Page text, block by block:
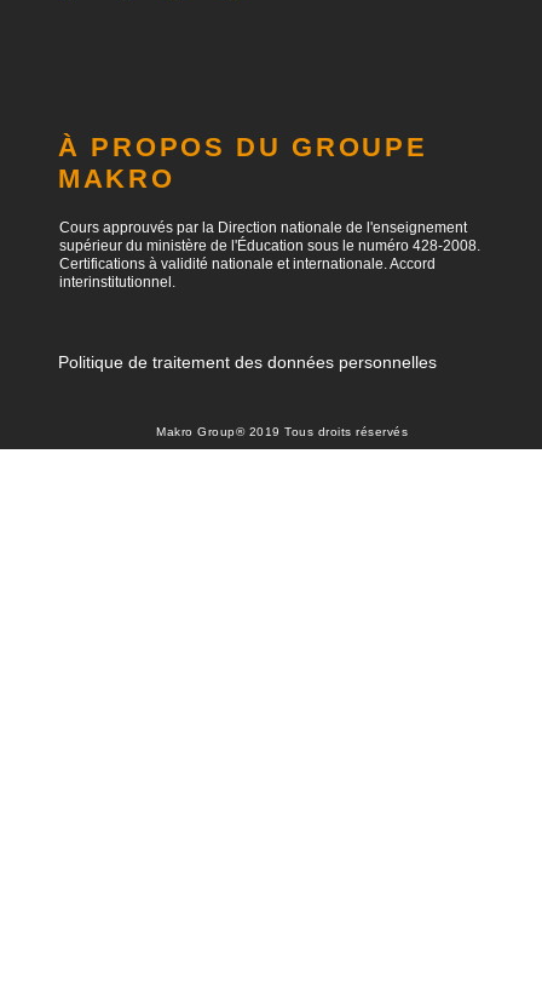
À PROPOS DU GROUPE
MAKRO
Cours approuvés par la Direction nationale de l'enseignement
supérieur du ministère de l'Éducation sous le numéro 428-2008.
Certifications à validité nationale et internationale. Accord
interinstitutionnel.
Politique de traitement des données personnelles
Makro Group® 2019 Tous droits réservés